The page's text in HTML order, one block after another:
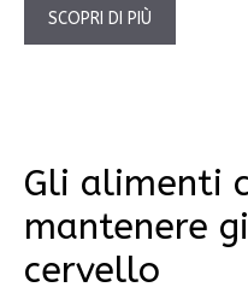
SCOPRI DI PIÙ
Gli alimenti
mantenere
cervello